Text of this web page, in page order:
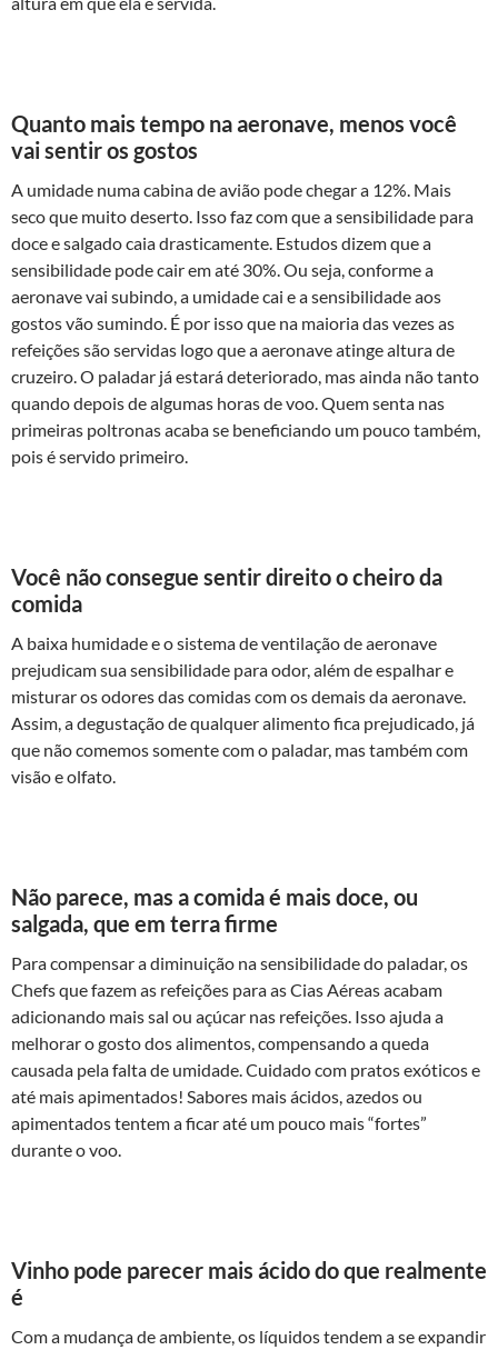
Quanto mais tempo na aeronave, menos você
vai sentir os gostos
A umidade numa cabina de avião pode chegar a 12%. Mais
seco que muito deserto. Isso faz com que a sensibilidade para
doce e salgado caia drasticamente. Estudos dizem que a
sensibilidade pode cair em até 30%. Ou seja, conforme a
aeronave vai subindo, a umidade cai e a sensibilidade aos
gostos vão sumindo. É por isso que na maioria das vezes as
refeições são servidas logo que a aeronave atinge altura de
cruzeiro. O paladar já estará deteriorado, mas ainda não tanto
quando depois de algumas horas de voo. Quem senta nas
primeiras poltronas acaba se beneficiando um pouco também,
pois é servido primeiro.
Você não consegue sentir direito o cheiro da
comida
A baixa humidade e o sistema de ventilação de aeronave
prejudicam sua sensibilidade para odor, além de espalhar e
misturar os odores das comidas com os demais da aeronave.
Assim, a degustação de qualquer alimento fica prejudicado, já
que não comemos somente com o paladar, mas também com
visão e olfato.
Não parece, mas a comida é mais doce, ou
salgada, que em terra firme
Para compensar a diminuição na sensibilidade do paladar, os
Chefs que fazem as refeições para as Cias Aéreas acabam
adicionando mais sal ou açúcar nas refeições. Isso ajuda a
melhorar o gosto dos alimentos, compensando a queda
causada pela falta de umidade. Cuidado com pratos exóticos e
até mais apimentados! Sabores mais ácidos, azedos ou
apimentados tentem a ficar até um pouco mais “fortes”
durante o voo.
Vinho pode parecer mais ácido do que realmente
é
Com a mudança de ambiente, os líquidos tendem a se expandir